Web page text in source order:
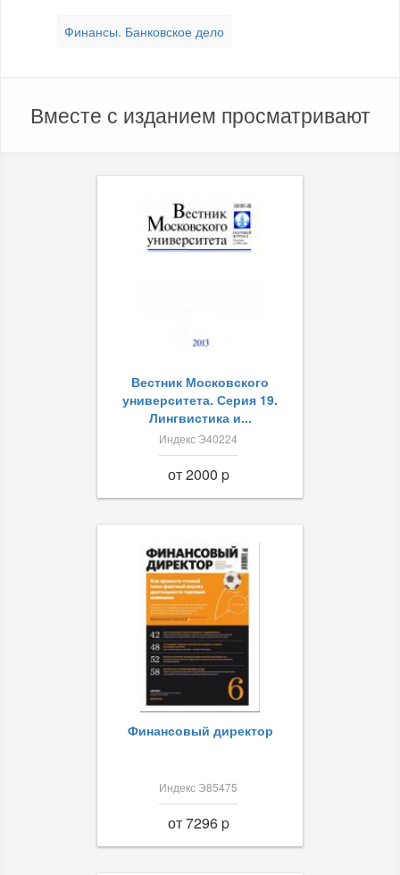
Финансы. Банковское дело
Вместе с изданием просматривают
Вестник Московского
университета. Серия 19.
Лингвистика и...
Индекс Э40224
от 2000 p
Финансовый директор
Индекс Э85475
от 7296 p